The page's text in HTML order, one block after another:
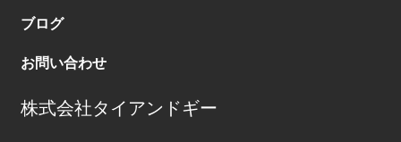
ブログ
お問い合わせ
株式会社タイアンドギー